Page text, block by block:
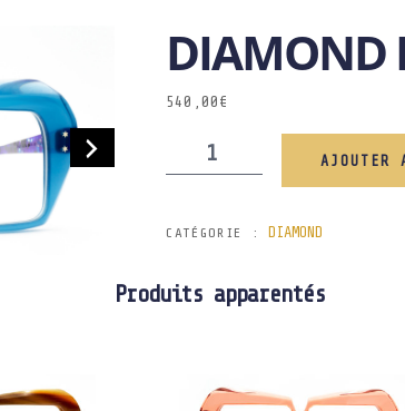
DIAMOND
540,00 €
AJOUTER
CATÉGORIE : DIAMOND
Produits apparentés